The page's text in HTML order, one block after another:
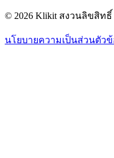
© 2026 Klikit สงวนลิขสิทธิ์
นโยบายความเป็นส่วนตัวข้